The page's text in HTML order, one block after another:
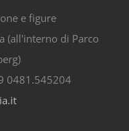
e figure
(all'interno di Parco
0481.545204